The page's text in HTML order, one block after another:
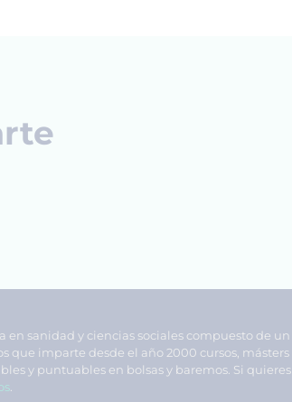
en sanidad y ciencias sociales compuesto de un
que imparte desde el año 2000 cursos, másters
y puntuables en bolsas y baremos. Si quieres
.